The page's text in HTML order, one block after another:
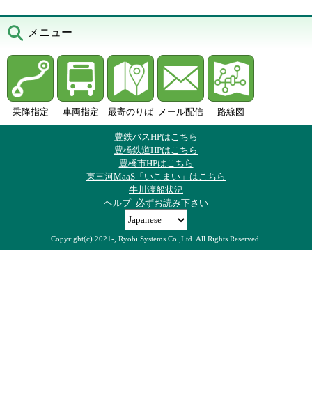
メニュー
乗降指定 車両指定 最寄のりば メール配信 路線図
豊鉄バスHPはこちら
豊橋鉄道HPはこちら
豊橋市HPはこちら
東三河MaaS「いこまい」はこちら
牛川渡船状況
ヘルプ 必ずお読み下さい
Copyright(c) 2021-, Ryobi Systems Co.,Ltd. All Rights Reserved.